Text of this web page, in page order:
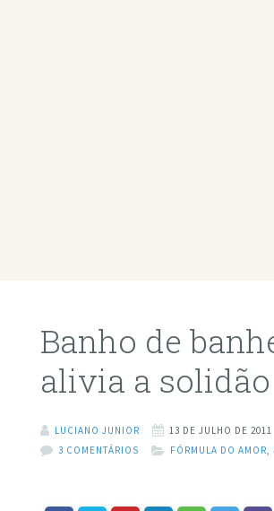
Banho de
alivia a solidão
LUCIANO JUNIOR
13 DE JULHO DE 2011
3 COMENTÁRIOS
FÓRMULA DO AMOR